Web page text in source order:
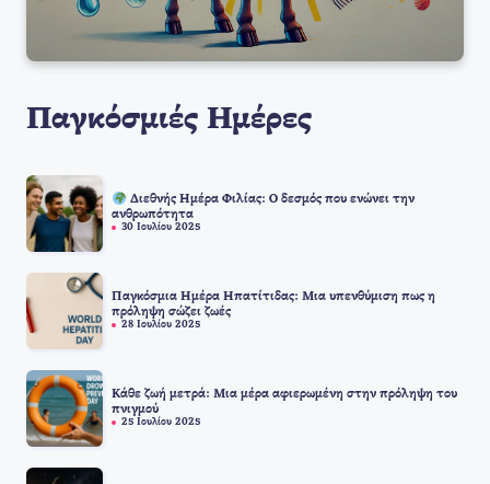
Παγκόσμιές Ημέρες
Διεθνής Ημέρα Φιλίας: Ο δεσμός που ενώνει την
ανθρωπότητα
30 Ιουλίου 2025
Παγκόσμια Ημέρα Ηπατίτιδας: Μια υπενθύμιση πως η
πρόληψη σώζει ζωές
28 Ιουλίου 2025
Κάθε ζωή μετρά: Μια μέρα αφιερωμένη στην πρόληψη του
πνιγμού
25 Ιουλίου 2025